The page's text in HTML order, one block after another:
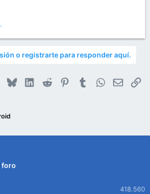
o registrarte para responder aquí.
BlueskyLinkedIn
Reddit PinterestTumblrWhatsApp
Email
foro
418.560